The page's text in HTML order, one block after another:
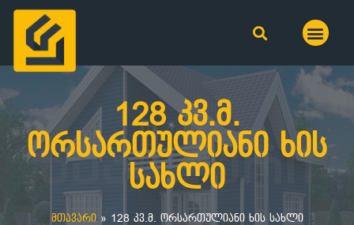
128 კვ.მ.
ორსართულიანი ხის
სახლი
მთავარი» 128 კვ.მ. ორსართულიანი ხის სახლი